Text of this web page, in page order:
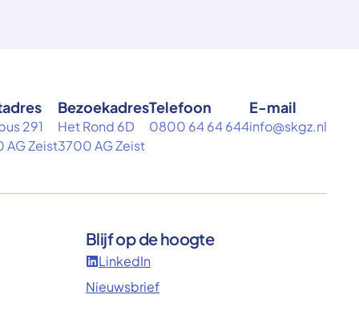
291
AG Zeist
Bezoekadres
Het Rond 6D
3700 AG Zeist
Telefoon
0800 64 64 644
E-mail
info@skgz.nl
Blijf op de hoogte
LinkedIn
Nieuwsbrief